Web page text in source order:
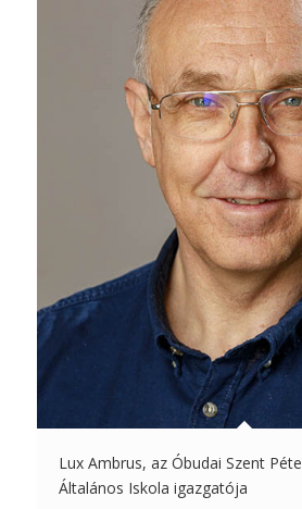
Lux Ambrus, az Óbudai Szent
Általános Iskola igazgatója